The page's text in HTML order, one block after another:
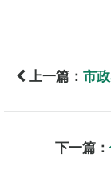
上一篇： 市
下一篇：